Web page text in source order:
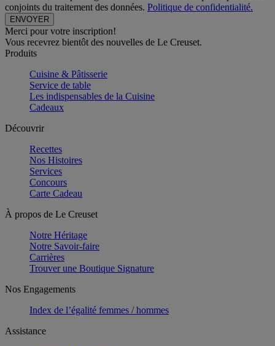
conjoints du traitement des données. Politique de confidentialité.
Merci pour votre inscription!
Vous recevrez bientôt des nouvelles de Le Creuset.
Produits
Cuisine & Pâtisserie
Service de table
Les indispensables de la Cuisine
Cadeaux
Découvrir
Recettes
Nos Histoires
Services
Concours
Carte Cadeau
À propos de Le Creuset
Notre Héritage
Notre Savoir-faire
Carrières
Trouver une Boutique Signature
Nos Engagements
Index de l’égalité femmes / hommes
Assistance